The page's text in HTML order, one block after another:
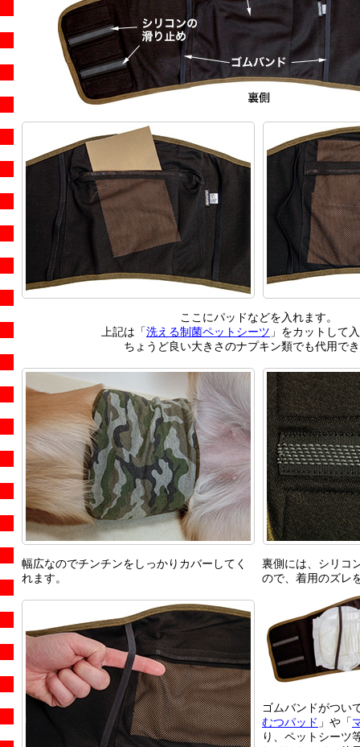
ここにパッドなどを入れます。
上記は「洗える制菌ペットシーツ 」をカットして
ちょうど良い大きさのナプキン類でも代用で
幅広なのでチンチンをしっかりカバーしてく
れます。
裏側には、シリコ
ので、着用のズレ
ゴムバンドがつい
むつパッド 」や「
り、ペットシーツ